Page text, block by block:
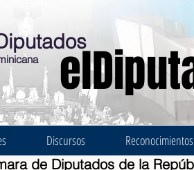
Discursos Reconocimientos
de Diputados de la